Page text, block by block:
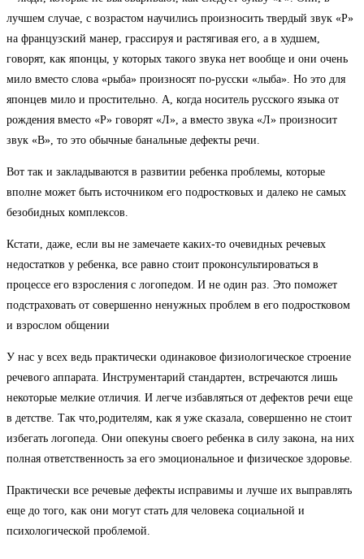
лучшем случае, с возрастом научились произносить твердый звук «Р»
на французский манер, грассируя и растягивая его, а в худшем,
говорят, как японцы, у которых такого звука нет вообще и они очень
мило вместо слова «рыба» произносят по-русски «лыба». Но это для
японцев мило и простительно. А, когда носитель русского языка от
рождения вместо «Р» говорят «Л», а вместо звука «Л» произносит
звук «В», то это обычные банальные дефекты речи.
Вот так и закладываются в развитии ребенка проблемы, которые
вполне может быть источником его подростковых и далеко не самых
безобидных комплексов.
Кстати, даже, если вы не замечаете каких-то очевидных речевых
недостатков у ребенка, все равно стоит проконсультироваться в
процессе его взросления с логопедом. И не один раз. Это поможет
подстраховать от совершенно ненужных проблем в его подростковом
и взрослом общении
У нас у всех ведь практически одинаковое физиологическое строение
речевого аппарата. Инструментарий стандартен, встречаются лишь
некоторые мелкие отличия. И легче избавляться от дефектов речи еще
в детстве. Так что,родителям, как я уже сказала, совершенно не стоит
избегать логопеда. Они опекуны своего ребенка в силу закона, на них
полная ответственность за его эмоциональное и физическое здоровье.
Практически все речевые дефекты исправимы и лучше их выправлять
еще до того, как они могут стать для человека социальной и
психологической проблемой.